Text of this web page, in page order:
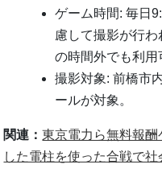
ゲーム時間: 毎日
慮して撮影が行わ
の時間外でも利用
撮影対象: 前橋市
ールが対象。
関連：東京電力ら無料報
した電柱を使った合戦で社